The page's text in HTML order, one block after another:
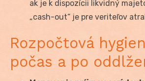
ak je k dispozícii likvidný
„cash-out“ je pre veriteľov
Rozpočtová
počas a po